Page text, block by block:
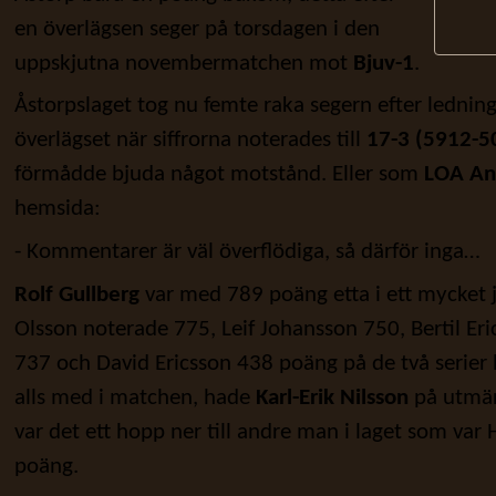
en överlägsen seger på torsdagen i den
uppskjutna novembermatchen mot Bjuv-1.
Åstorpslaget tog nu femte raka segern efter
överlägset när siffrorna noterades till 17-3 (5912-
förmådde bjuda något motstånd. Eller som LOA
hemsida:
- Kommentarer är väl överflödiga, så därför inga…
Rolf Gullberg var med 789 poäng etta i ett mycket
Olsson noterade 775, Leif Johansson 750, Bertil
737 och David Ericsson 438 poäng på de två
alls med i matchen, hade Karl-Erik Nilsson på
var det ett hopp ner till andre man i laget som var
poäng.